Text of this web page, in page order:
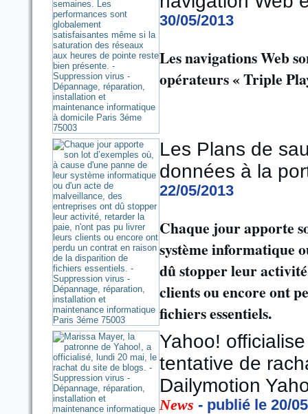
30/05/2013
Les navigations Web
opérateurs « Triple
Les Plans de
données à la
22/05/2013
Chaque jour apporte
système informatique
dû stopper leur
clients ou encore ont
fichiers essentiels.
Yahoo!
tentative de
Dailymotion
News - publié le 20/